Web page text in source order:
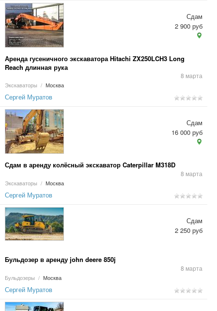
Аренда гусеничного экскаватора Hitachi ZX250LCH3 Long
Reach длинная рука
8 марта
Экскаваторы / Москва
Сдам
2 900 руб
Сергей Муратов
Сдам в аренду колёсный экскаватор Caterpillar M318D
8 марта
Экскаваторы / Москва
Сдам
16 000 руб
Сергей Муратов
Бульдозер в аренду john deere 850j
8 марта
Бульдозеры / Москва
Сдам
2 250 руб
Сергей Муратов